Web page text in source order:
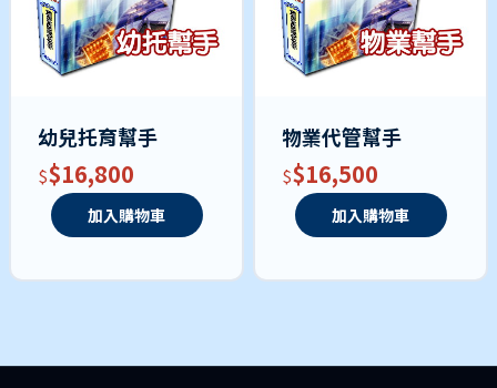
幼兒托育幫手
$16,800
加入購物車
物業代管幫手
$16,500
加入購物車